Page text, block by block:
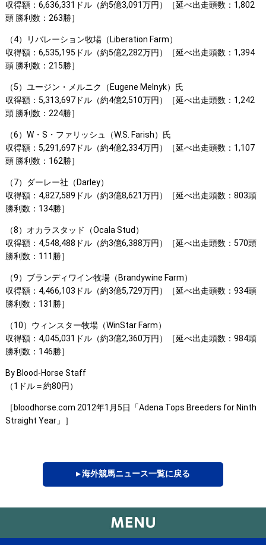
収得額：6,636,331ドル（約5億3,091万円）［延べ出走頭数：1,802
頭 勝利数：263勝］
（4）リバレーション牧場（Liberation Farm）
収得額：6,535,195ドル（約5億2,282万円）［延べ出走頭数：1,394
頭 勝利数：215勝］
（5）ユージン・メルニク（Eugene Melnyk）氏
収得額：5,313,697ドル（約4億2,510万円）［延べ出走頭数：1,242
頭 勝利数：224勝］
（6）W・S・ファリッシュ（W.S. Farish）氏
収得額：5,291,697ドル（約4億2,334万円）［延べ出走頭数：1,107
頭 勝利数：162勝］
（7）ダーレー社（Darley）
収得額：4,827,589ドル（約3億8,621万円）［延べ出走頭数：803頭
勝利数：134勝］
（8）オカラスタッド（Ocala Stud）
収得額：4,548,488ドル（約3億6,388万円）［延べ出走頭数：570頭
勝利数：111勝］
（9）ブランディワイン牧場（Brandywine Farm）
収得額：4,466,103ドル（約3億5,729万円）［延べ出走頭数：934頭
勝利数：131勝］
（10）ウィンスター牧場（WinStar Farm）
収得額：4,045,031ドル（約3億2,360万円）［延べ出走頭数：984頭
勝利数：146勝］
By Blood-Horse Staff
（1ドル＝約80円）
［bloodhorse.com 2012年1月5日「Adena Tops Breeders for Ninth
Straight Year」］
▸ 海外競馬ニュース一覧に戻る